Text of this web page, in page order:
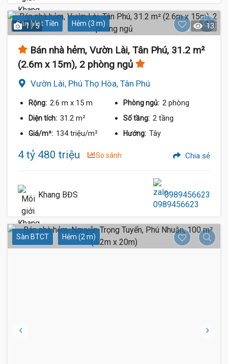
Gần Mặt Tiền Hẻm (3 m)
1 / 5 13
Bán nhà hẻm, Vườn Lài, Tân Phú, 31.2 m²
(2.6m x 15m), 2 phòng ngủ
Vườn Lài, Phú Thọ Hòa, Tân Phú
Rộng: 2.6 m x 15 m Phòng ngủ: 2 phòng
Diện tích: 31.2 m² Số tầng: 2 tầng
Giá/m²: 134 triệu/m² Hướng: Tây
4 tỷ 480 triệu So sánh Chia sẻ
Khang BĐS 0989456623
Sàn BTCT Hẻm (2 m)